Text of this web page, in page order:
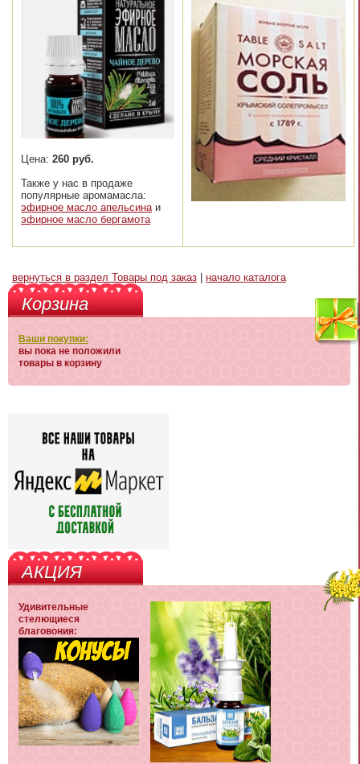
Цена: 260 руб.
Также у нас в продаже
популярные аромамасла:
эфирное масло апельсинаи
эфирное масло бергамота
вернуться в раздел Товары под заказ | начало каталога
Корзина
Ваши покупки:
вы пока не положили
товары в корзину
АКЦИЯ
Удивительные
стелющиеся
благовония: